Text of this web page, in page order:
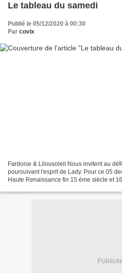
Le tableau du samedi
Publié le 05/12/2020 à 00:30
Par covix
Fardoise & Lilousoleil Nous invitent au
poursuivant l'esprit de Lady. Pour ce 05
Haute Renaissance fin 15 ème siècle et